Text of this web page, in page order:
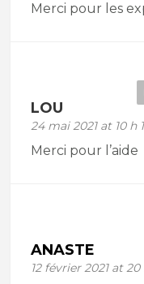
Merci pour les
LOU
24 mai 2021 at 10 h
Merci pour l’aide
ANASTE
12 février 2021 at